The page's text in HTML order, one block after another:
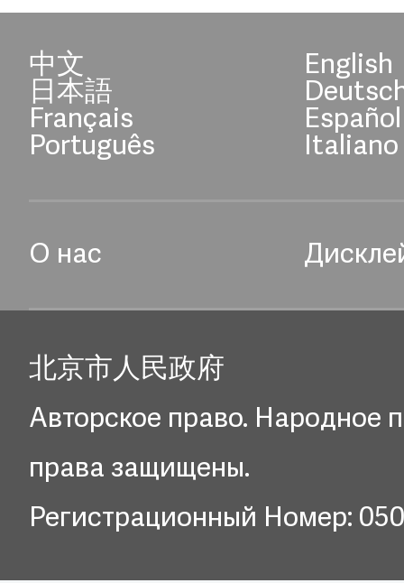
中文 English
日本語
Français Español
Português Italiano
О нас
北京市人民政府
Авторское право. Народное
права защищены.
Регистрационный Номер: